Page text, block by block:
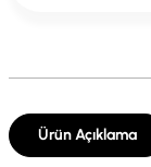
Ürün Açıklama